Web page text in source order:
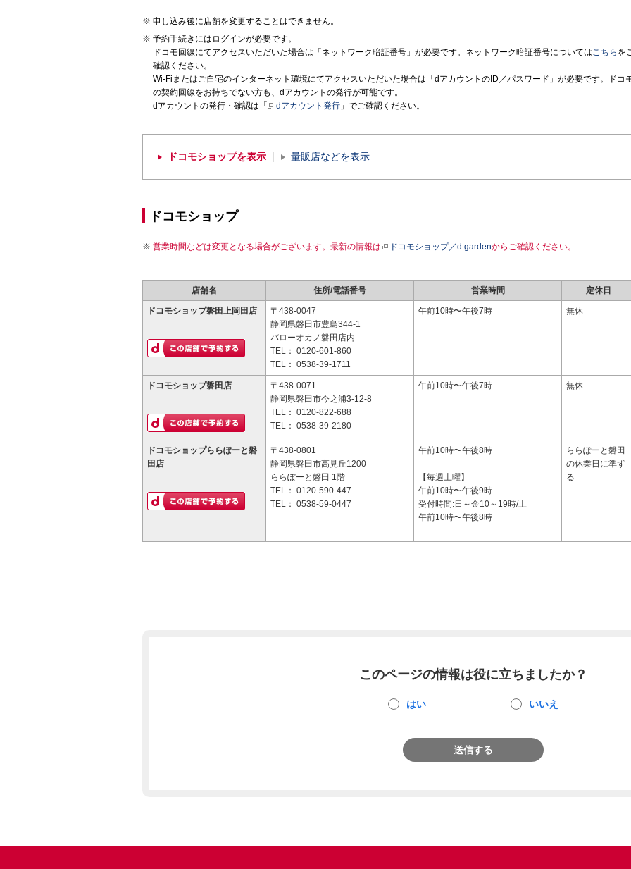
申し込み後に店舗を変更することはできません。
予約手続きにはログインが必要です。
ドコモ回線にてアクセスいただいた場合は「ネットワーク暗証番号」が必要です。ネットワーク暗証番号についてはこちら を
確認ください。
Wi-Fiまたはご自宅のインターネット環境にてアクセスいただいた場合は「dアカウントのID／パスワード」が必要です。ドコ
の契約回線をお持ちでない方も、dアカウントの発行が可能です。
dアカウントの発行・確認は「
dアカウント発行 」でご確認ください。
ドコモショップを表示 量販店などを表示
ドコモショップ
営業時間などは変更となる場合がございます。最新の情報は ドコモショップ／d gardenからご確認ください。
店舗名 住所/電話番号 営業時間 定休日
ドコモショップ磐田上岡田店
〒438-0047
静岡県磐田市豊島344-1
バローオカノ磐田店内
TEL： 0120-601-860
TEL： 0538-39-1711
午前10時〜午後7時 無休
ドコモショップ磐田店
〒438-0071
静岡県磐田市今之浦3-12-8
TEL： 0120-822-688
TEL： 0538-39-2180
午前10時〜午後7時 無休
ドコモショップららぽーと磐
田店
〒438-0801
静岡県磐田市高見丘1200
ららぽーと磐田 1階
TEL： 0120-590-447
TEL： 0538-59-0447
午前10時〜午後8時
【毎週土曜】
午前10時〜午後9時
受付時間:日～金10～19時/土
午前10時〜午後8時
ららぽーと磐田
の休業日に準ず
る
このページの情報は役に立ちましたか？
はい いいえ
送信する